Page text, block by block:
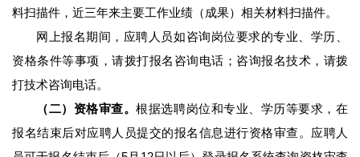
料扫描件，近三年来主要工作业绩（成果）相关材料扫描件。
网上报名期间，应聘人员如咨询岗位要求的专业、学历、
资格条件等事项，请拨打报名咨询电话；咨询报名技术，请拨
打技术咨询电话。
（二）资格审查。根据选聘岗位和专业、学历等要求，在
报名结束后对应聘人员提交的报名信息进行资格审查。应聘人